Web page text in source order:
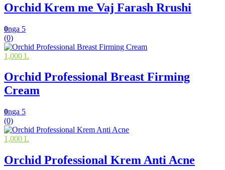
Orchid Krem me Vaj Farash Rrushi
0nga 5
(0)
1,000 L
Orchid Professional Breast Firming
Cream
0nga 5
(0)
1,000 L
Orchid Professional Krem Anti Acne